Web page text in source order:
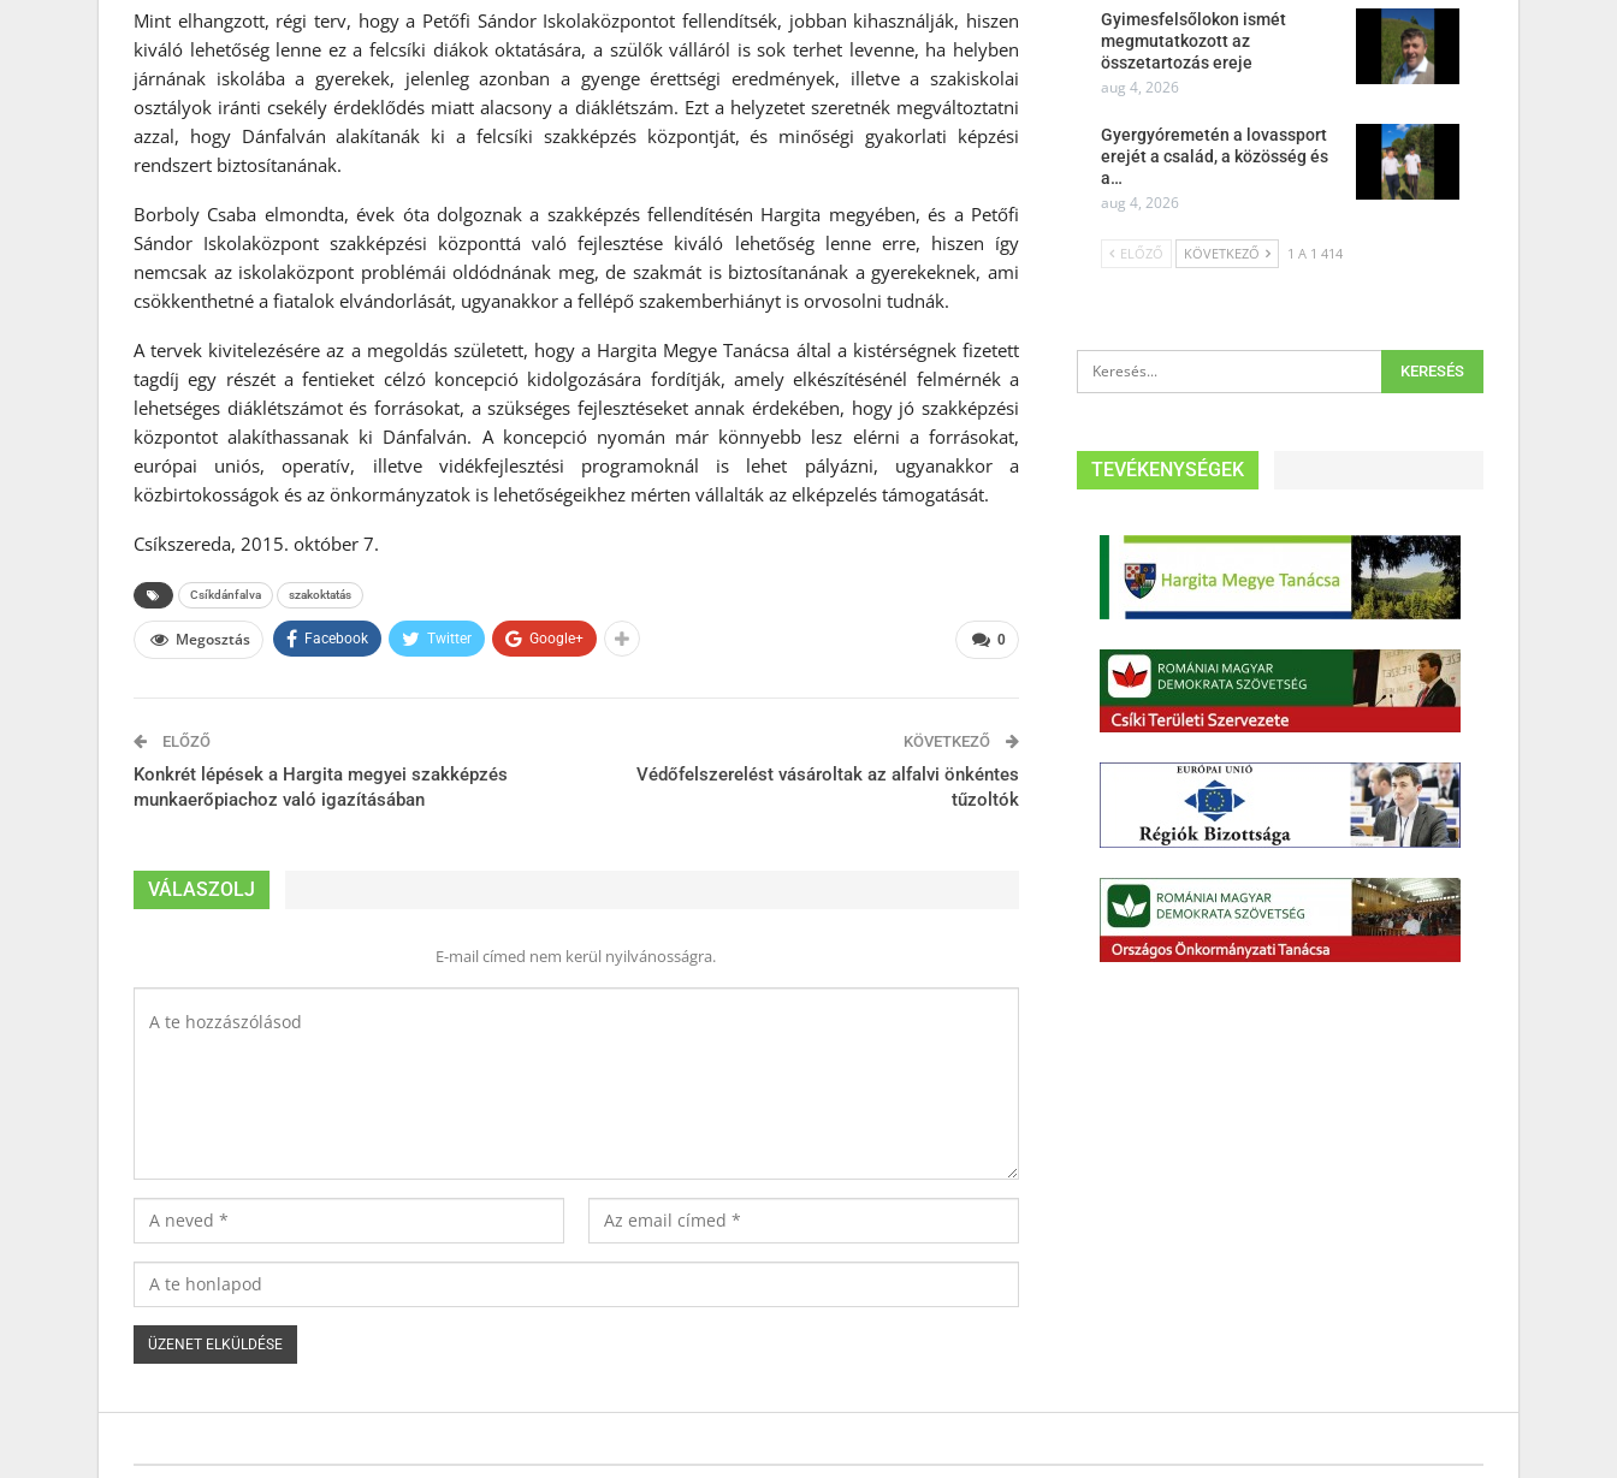
Mint elhangzott, régi terv, hogy a Petőfi Sándor Iskolaközpontot fellendítsék, jobban kihasználják, hiszen
kiváló lehetőség lenne ez a felcsíki diákok oktatására, a szülők válláról is sok terhet levenne, ha helyben
járnának iskolába a gyerekek, jelenleg azonban a gyenge érettségi eredmények, illetve a szakiskolai
osztályok iránti csekély érdeklődés miatt alacsony a diáklétszám. Ezt a helyzetet szeretnék megváltoztatni
azzal, hogy Dánfalván alakítanák ki a felcsíki szakképzés központját, és minőségi gyakorlati képzési
rendszert biztosítanának.
Borboly Csaba elmondta, évek óta dolgoznak a szakképzés fellendítésén Hargita megyében, és a Petőfi
Sándor Iskolaközpont szakképzési központtá való fejlesztése kiváló lehetőség lenne erre, hiszen így
nemcsak az iskolaközpont problémái oldódnának meg, de szakmát is biztosítanának a gyerekeknek, ami
csökkenthetné a fiatalok elvándorlását, ugyanakkor a fellépő szakemberhiányt is orvosolni tudnák.
A tervek kivitelezésére az a megoldás született, hogy a Hargita Megye Tanácsa által a kistérségnek fizetett
tagdíj egy részét a fentieket célzó koncepció kidolgozására fordítják, amely elkészítésénél felmérnék a
lehetséges diáklétszámot és forrásokat, a szükséges fejlesztéseket annak érdekében, hogy jó szakképzési
központot alakíthassanak ki Dánfalván. A koncepció nyomán már könnyebb lesz elérni a forrásokat,
európai uniós, operatív, illetve vidékfejlesztési programoknál is lehet pályázni, ugyanakkor a
közbirtokosságok és az önkormányzatok is lehetőségeikhez mérten vállalták az elképzelés támogatását.
Csíkszereda, 2015. október 7.
Csíkdánfalva szakoktatás
0
Megosztás Facebook Twitter Google+
ELŐZŐ
Konkrét lépések a Hargita megyei szakképzés
munkaerőpiachoz való igazításában
KÖVETKEZŐ
Védőfelszerelést vásároltak az alfalvi önkéntes
tűzoltók
VÁLASZOLJ
E-mail címed nem kerül nyilvánosságra.
Gyimesfelsőlokon ismét
megmutatkozott az
összetartozás ereje
aug 4, 2026
Gyergyóremetén a lovassport
erejét a család, a közösség és
a…
aug 4, 2026
ELŐZŐ KÖVETKEZŐ 1 A 1 414
TEVÉKENYSÉGEK